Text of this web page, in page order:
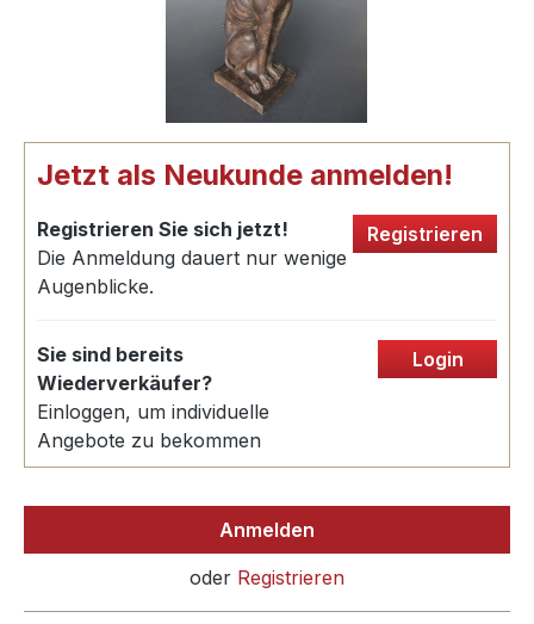
Jetzt als Neukunde anmelden!
Registrieren Sie sich jetzt!
Die Anmeldung dauert nur wenige
Augenblicke.
Registrieren
Sie sind bereits
Wiederverkäufer?
Einloggen, um individuelle
Angebote zu bekommen
Login
Anmelden
oder Registrieren